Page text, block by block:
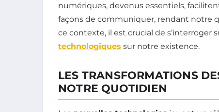
numériques, devenus essentiels,
façons de communiquer, rendant notre
ce contexte, il est crucial de s’interroger
technologiques sur notre existence.
LES TRANSFORMATIONS
NOTRE QUOTIDIEN